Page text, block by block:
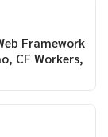
Framework
CF Workers,